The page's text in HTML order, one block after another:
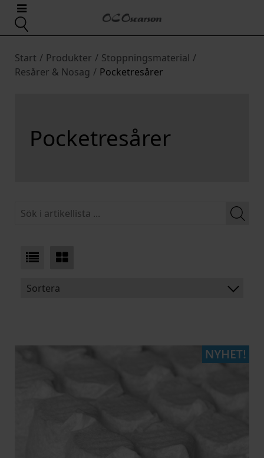
Start / Produkter / Stoppningsmaterial /
Resårer & Nosag / Pocketresårer
Pocketresårer
Sortera